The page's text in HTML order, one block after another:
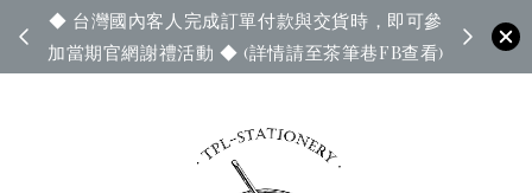
◆ 台灣國內客人完成訂單付款與交貨時，即可參
加當期官網謝禮活動 ◆ (詳情請至茶筆巷FB查看)
◆ 官